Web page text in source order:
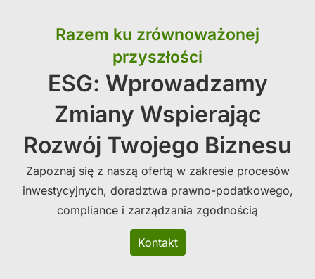
Razem ku zrównoważonej
przyszłości
ESG: Wprowadzamy
Zmiany Wspierając
Rozwój Twojego Biznesu
Zapoznaj się z naszą ofertą w zakresie procesów
inwestycyjnych, doradztwa prawno-podatkowego,
compliance i zarządzania zgodnością
Kontakt